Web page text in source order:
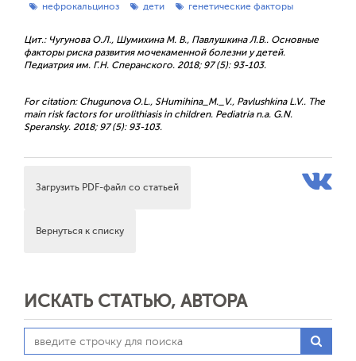
нефрокальциноз
дети генетические факторы
Цит.: Чугунова О.Л., Шумихина М. В., Павлушкина Л.В.. Основные
факторы риска развития мочекаменной болезни у детей.
Педиатрия им. Г.Н. Сперанского. 2018; 97 (5): 93-103.
For citation: Chugunova O.L., SHumihina_M._V., Pavlushkina L.V.. The
main risk factors for urolithiasis in children. Pediatria n.a. G.N.
Speransky. 2018; 97 (5): 93-103.
Загрузить PDF-файл со статьей
Вернуться к списку
ИСКАТЬ СТАТЬЮ, АВТОРА